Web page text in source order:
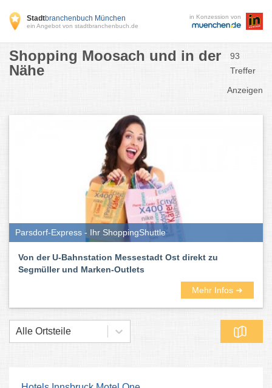
Stadtbranchenbuch München
ein Angebot von stadtbranchenbuch.de
in Konzession von
Shopping Moosach und in der
Nähe
93
Treffer
Anzeigen
Parsdorf-Express - Ihr ShoppingShuttle
Von der U-Bahnstation Messestadt Ost direkt zu
Segmüller und Marken-Outlets
Mehr Infos ➜
Alle Ortsteile